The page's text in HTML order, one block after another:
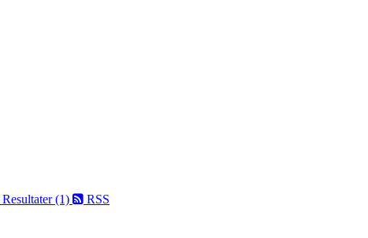
Resultater (1) RSS